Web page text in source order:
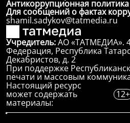
Антикоррупционная политика
Для сообщений о фактах
shamil.sadykov@tatmedia.ru
Учредитель:АО «ТАТМЕДИА».
Федерация, Республика
Декабристов, д. 2
При поддержке
печати и массовым
Настоящий ресурс
может содержать
материалы:
12+